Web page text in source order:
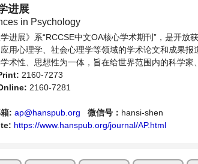
进展
in Psychology
学进展》系“RCCSE中文OA核心学术期刊”，是开
用心理学、社会心理学等领域的学术论文和成果
术性、思想性为一体，旨在给世界范围内的科学家
向问题与发展的交流平台。
2160-7273
2160-7281
: ap@hanspub.org 微信号： hansi-shen
https://www.hanspub.org/journal/AP.html